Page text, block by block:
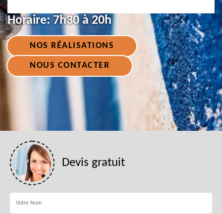
Horaire: 7h30 à 20h
NOS RÉALISATIONS
NOUS CONTACTER
Devis gratuit